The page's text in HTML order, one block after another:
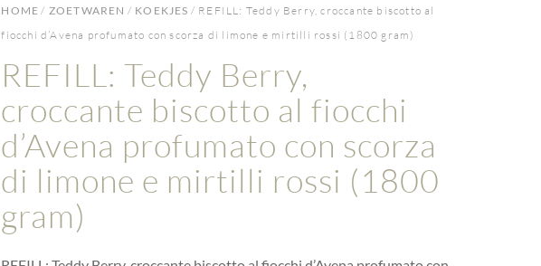
HOME / ZOETWAREN / KOEKJES / REFILL: Teddy Berry, croccante biscotto al
fiocchi d’Avena profumato con scorza di limone e mirtilli rossi (1800 gram)
REFILL: Teddy Berry,
croccante biscotto al fiocchi
d’Avena profumato con scorza
di limone e mirtilli rossi (1800
gram)